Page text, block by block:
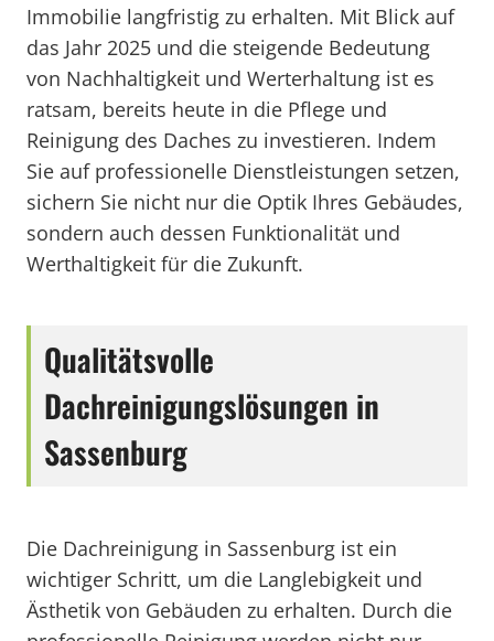
Immobilie langfristig zu erhalten. Mit Blick auf
das Jahr 2025 und die steigende Bedeutung
von Nachhaltigkeit und Werterhaltung ist es
ratsam, bereits heute in die Pflege und
Reinigung des Daches zu investieren. Indem
Sie auf professionelle Dienstleistungen setzen,
sichern Sie nicht nur die Optik Ihres Gebäudes,
sondern auch dessen Funktionalität und
Werthaltigkeit für die Zukunft.
Qualitätsvolle
Dachreinigungslösungen in
Sassenburg
Die Dachreinigung in Sassenburg ist ein
wichtiger Schritt, um die Langlebigkeit und
Ästhetik von Gebäuden zu erhalten. Durch die